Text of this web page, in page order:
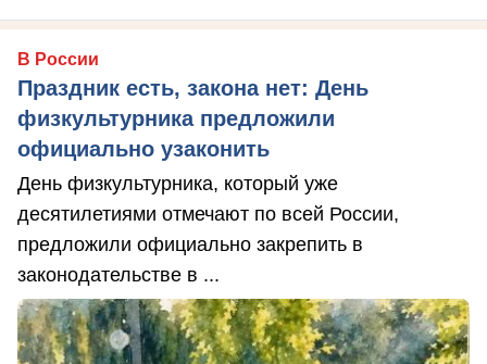
В России
Праздник есть, закона нет: День
физкультурника предложили
официально узаконить
День физкультурника, который уже
десятилетиями отмечают по всей России,
предложили официально закрепить в
законодательстве в ...